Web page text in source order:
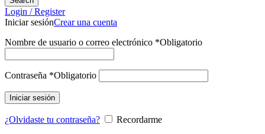
Login / Register
Iniciar sesiónCrear una cuenta
Nombre de usuario o correo electrónico *Obligatorio
Contraseña *Obligatorio
Iniciar sesión
¿Olvidaste tu contraseña?
Recordarme